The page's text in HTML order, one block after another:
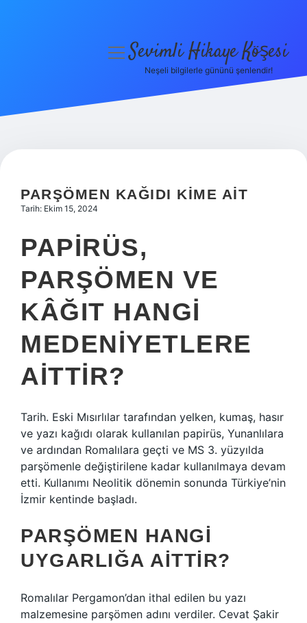
Hakkımızda
menüyüSevimli Hikaye Köşesi
Neşeli bilgilerle gününü şenlendir!
PARŞÖMEN KAĞIDI KIME AIT
Tarih: Ekim 15, 2024
PAPIRÜS,
PARŞÖMEN VE
KÂĞIT HANGI
MEDENIYETLERE
AITTIR?
Tarih. Eski Mısırlılar tarafından yelken, kumaş, hasır
ve yazı kağıdı olarak kullanılan papirüs, Yunanlılara
ve ardından Romalılara geçti ve MS 3. yüzyılda
parşömenle değiştirilene kadar kullanılmaya devam
etti. Kullanımı Neolitik dönemin sonunda Türkiye’nin
İzmir kentinde başladı.
PARŞÖMEN HANGI
UYGARLIĞA AITTIR?
Romalılar Pergamon’dan ithal edilen bu yazı
malzemesine parşömen adını verdiler. Cevat Şakir